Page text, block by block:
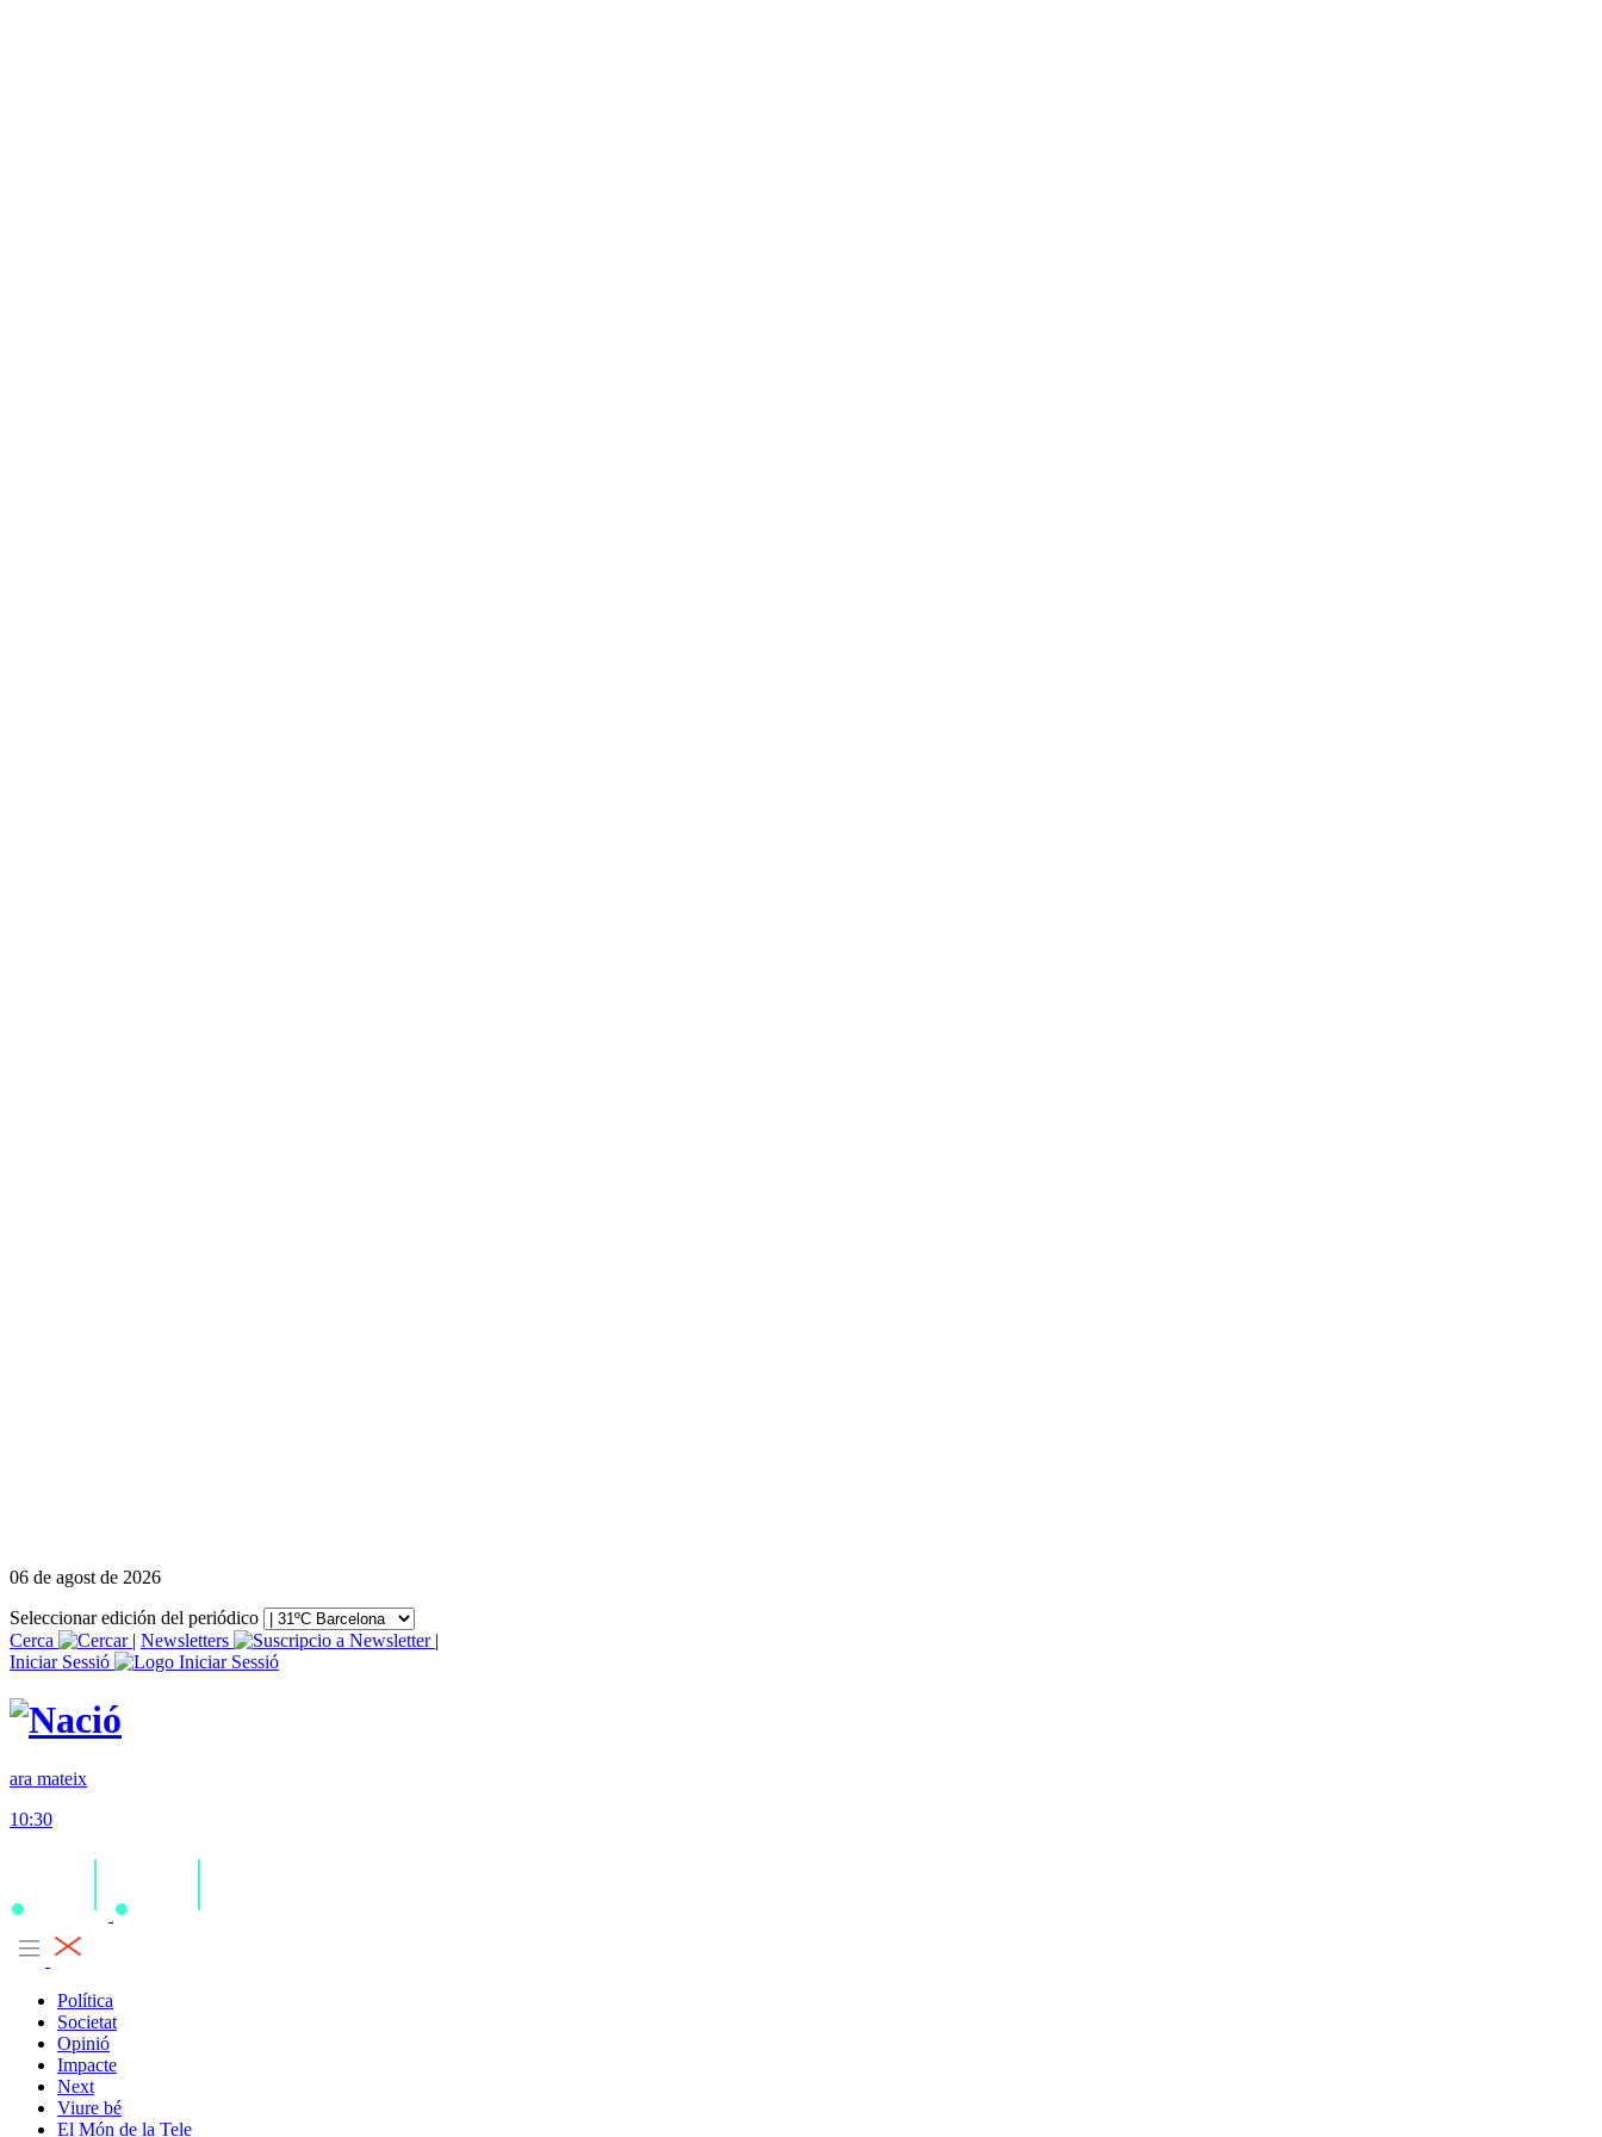
06 de agost de 2026
Seleccionar edición del periódico
Cerca
| Newsletters
|
Iniciar Sessió
ara mateix
10:30
Política
Societat
Opinió
Impacte
Next
Viure bé
El Món de la Tele